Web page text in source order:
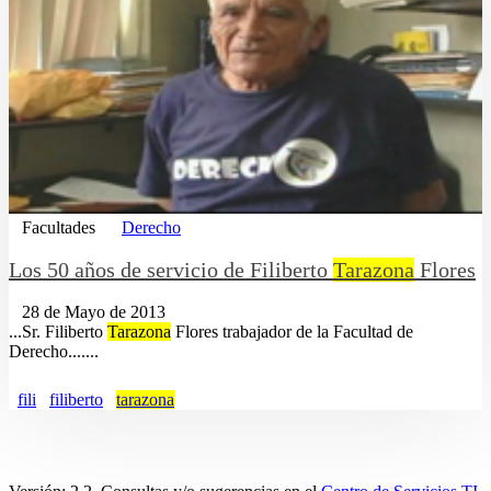
Facultades Derecho
Los 50 años de servicio de Filiberto Tarazona Flores
28 de Mayo de 2013
...Sr. Filiberto Tarazona Flores trabajador de la Facultad de
Derecho.......
fili filiberto tarazona